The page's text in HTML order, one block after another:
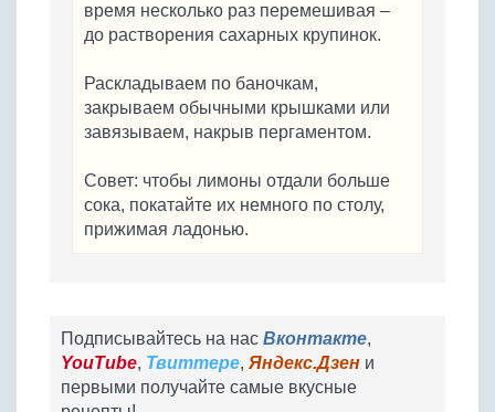
время несколько раз перемешивая –
до растворения сахарных крупинок.
Раскладываем по баночкам,
закрываем обычными крышками или
завязываем, накрыв пергаментом.
Совет: чтобы лимоны отдали больше
сока, покатайте их немного по столу,
прижимая ладонью.
Подписывайтесь на нас Вконтакте,
YouTube, Твиттере, Яндекс.Дзен и
первыми получайте самые вкусные